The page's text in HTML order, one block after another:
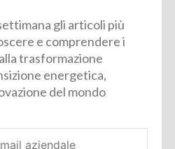
gli articoli più
e comprendere i
trasformazione
energetica,
del mondo